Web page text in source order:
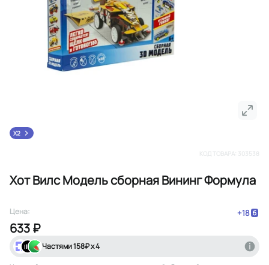
Хот Вилс Модель сборная Вининг Формула
X2
Цена: +18
633 ₽
Частями158₽ х 4